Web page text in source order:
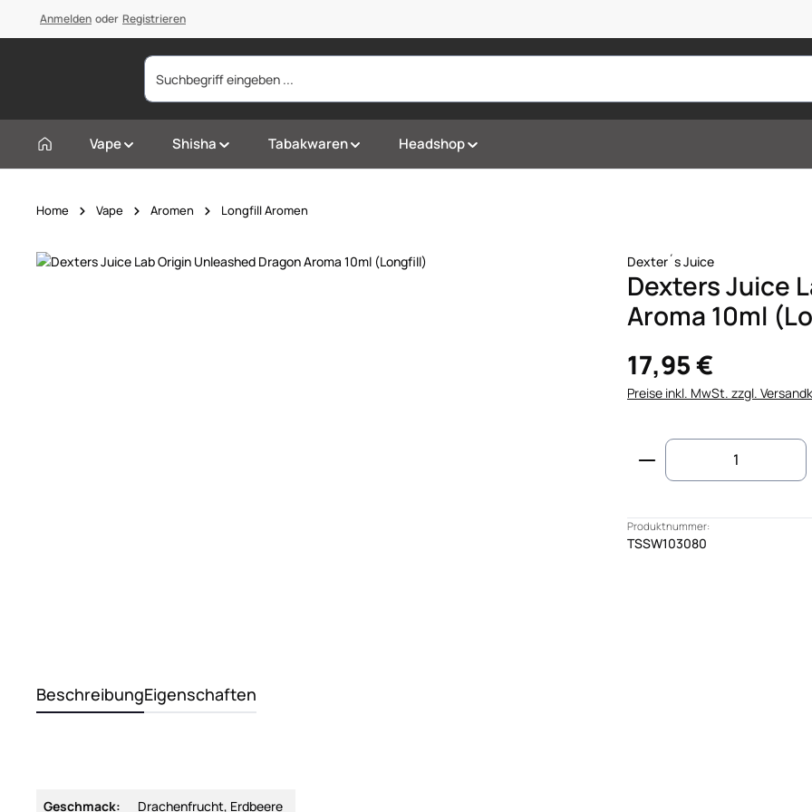
Zur Hauptnavigation springen
Anmelden oder Registrieren
Vape Shisha Tabakwaren Headshop
Home Vape Aromen Longfill Aromen
Bildergalerie überspringen Dexter´s Juice
Dexters Juice
Aroma 10ml
17,95 €
Preise inkl. MwSt. zzgl.
Produkt Anzahl:
Produktnummer:
TSSW103080
BeschreibungEigenschaften
Geschmack: Drachenfrucht, Erdbeere